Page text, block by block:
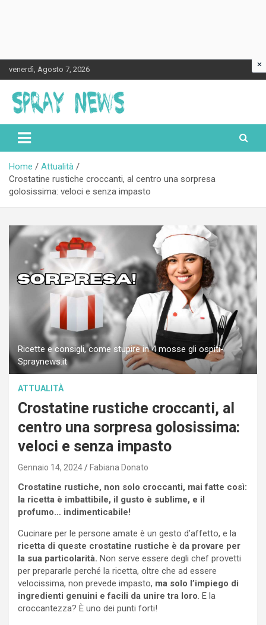
to
content
venerdì, Agosto 7, 2026
Spraynews.it
Home
Attualità
Crostatine rustiche croccanti, al centro una sorpresa
golosissima: veloci e senza impasto
Ricette e consigli, come stupire in 4 mosse gli ospiti-
Spraynews.it
ATTUALITÀ
Crostatine rustiche croccanti, al
centro una sorpresa golosissima:
veloci e senza impasto
Gennaio 14, 2024 Fabiana Donato
Crostatine rustiche, non solo croccanti, mai fatte così:
la ricetta è imbattibile, il gusto è sublime, e il
profumo… indimenticabile!
Cucinare per le persone amate è un gesto d’affetto, e la
ricetta di queste crostatine rustiche è da provare per
la sua particolarità. Non serve essere degli chef provetti
per prepararle perché la ricetta, oltre che ad essere
velocissima, non prevede impasto, ma solo l’impiego di
ingredienti genuini e facili da unire tra loro. E la
croccantezza? È uno dei punti forti!
×